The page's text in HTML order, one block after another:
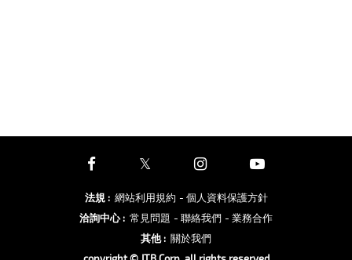
法規: 網站利用規約 - 個人資料保護方針
洽詢中心: 常見問題 - 聯絡我們 - 業務合作
其他: 關於我們